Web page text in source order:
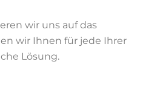
wir uns auf das
wir Ihnen für jede Ihrer
Lösung.